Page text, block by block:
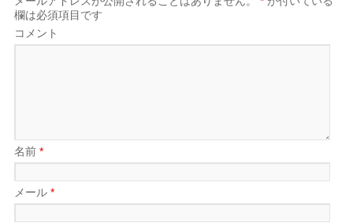
欄は必須項目です
コメント
名前*
メール*